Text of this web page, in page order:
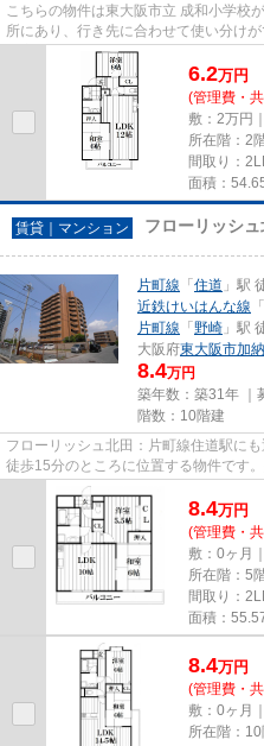
こちらの物件は東大阪市立 成和小学校
所にあり、行き先に合わせて使い分け
に立地する物件で、徒歩13分...
6.2万円
(管理費・
敷：2万円
所在階：2
間取り：
面積：
賃貸｜マンション フローリッシュ
片町線 「 住道 」駅
近鉄けいはんな線 「
片町線 「 野崎 」駅
大阪府東大阪市加納
8.4万円
築年数：築31年 ｜
階数：10階建
フローリッシュ北田：片町線住道駅に
徒歩15分のところに位置する物件です
こちらの物件はマンションで...
8.4万円
(管理費・
敷：0ヶ月
所在階：5
間取り：
面積：
8.4万円
(管理費・
敷：0ヶ月
所在階：